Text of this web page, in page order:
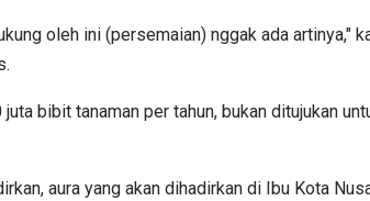
oleh ini (persemaian) nggak ada artinya,"
bibit tanaman per tahun, bukan ditujukan
aura yang akan dihadirkan di Ibu Kota